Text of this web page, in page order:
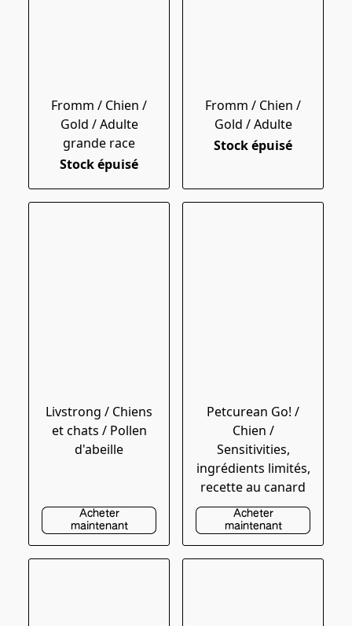
Fromm / Chien /
Gold / Adulte
grande race
Stock épuisé
Fromm / Chien /
Gold / Adulte
Stock épuisé
Livstrong / Chiens
et chats / Pollen
d'abeille
Acheter
maintenant
Petcurean Go! /
Chien /
Sensitivities,
ingrédients limités,
recette au canard
Acheter
maintenant